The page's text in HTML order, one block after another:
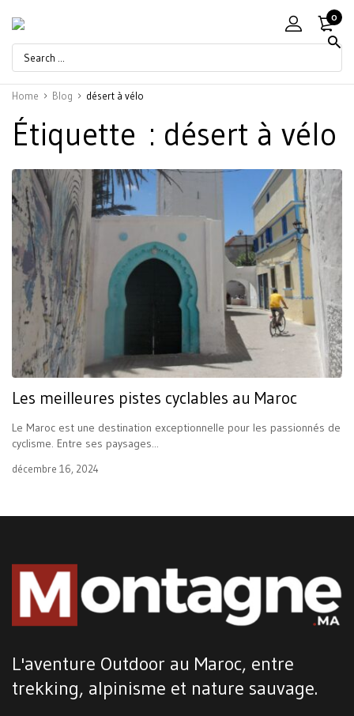
0
Home Blog désert à vélo
Étiquette : désert à vélo
Les meilleures pistes cyclables au Maroc
Le Maroc est une destination exceptionnelle pour les passionnés de
cyclisme. Entre ses paysages...
décembre 16, 2024
L'aventure Outdoor au Maroc, entre
trekking, alpinisme et nature sauvage.